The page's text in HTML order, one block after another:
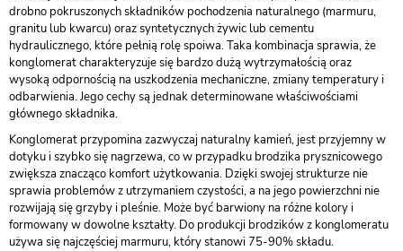
drobno pokruszonych składników pochodzenia naturalnego (marmuru,
granitu lub kwarcu) oraz syntetycznych żywic lub cementu
hydraulicznego, które pełnią rolę spoiwa. Taka kombinacja sprawia, że
konglomerat charakteryzuje się bardzo dużą wytrzymałością oraz
wysoką odpornością na uszkodzenia mechaniczne, zmiany temperatury i
odbarwienia. Jego cechy są jednak determinowane właściwościami
głównego składnika.
Konglomerat przypomina zazwyczaj naturalny kamień, jest przyjemny w
dotyku i szybko się nagrzewa, co w przypadku brodzika prysznicowego
zwiększa znacząco komfort użytkowania. Dzięki swojej strukturze nie
sprawia problemów z utrzymaniem czystości, a na jego powierzchni nie
rozwijają się grzyby i pleśnie. Może być barwiony na różne kolory i
formowany w dowolne kształty. Do produkcji brodzików z konglomeratu
używa się najczęściej marmuru, który stanowi 75-90% składu.